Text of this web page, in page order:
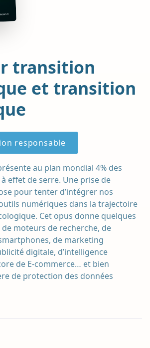
transition
et transition
responsable
au plan mondial 4% des
effet de serre. Une prise de
pour tenter d’intégrer nos
numériques dans la trajectoire
Cet opus donne quelques
moteurs de recherche, de
de marketing
digitale, d’intelligence
de E-commerce… et bien
de protection des données